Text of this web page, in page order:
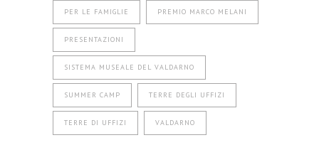
PER LE FAMIGLIE PREMIO MARCO MELANI
PRESENTAZIONI
SISTEMA MUSEALE DEL VALDARNO
SUMMER CAMP TERRE DEGLI UFFIZI
TERRE DI UFFIZI VALDARNO